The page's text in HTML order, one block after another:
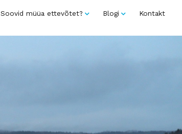
Soovid müüa ettevõtet? Blogi Kontakt